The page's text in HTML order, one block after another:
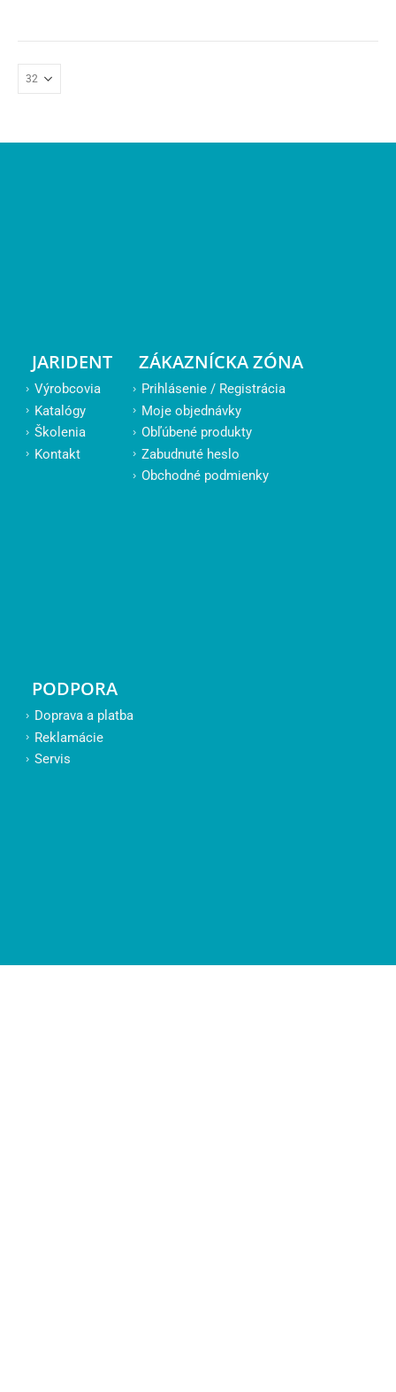
JARIDENT
Výrobcovia
Katalógy
Školenia
Kontakt
ZÁKAZNÍCKA ZÓNA
Prihlásenie / Registrácia
Moje objednávky
Obľúbené produkty
Zabudnuté heslo
Obchodné podmienky
PODPORA
Doprava a platba
Reklamácie
Servis
KONTAKTY